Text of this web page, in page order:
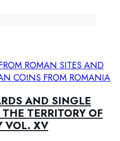
ROMAN SITES AND
COINS FROM ROMANIA
AND SINGLE
TERRITORY OF
VOL. XV